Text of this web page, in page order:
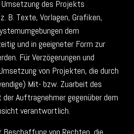
des Projekts
B. Texte, Vorlagen, Grafiken,
dem
und in geeigneter Form zur
Für Verzögerungen und
von Projekten, die durch
Mit- bzw. Zuarbeit des
Auftragnehmer gegenüber dem
verantwortlich.